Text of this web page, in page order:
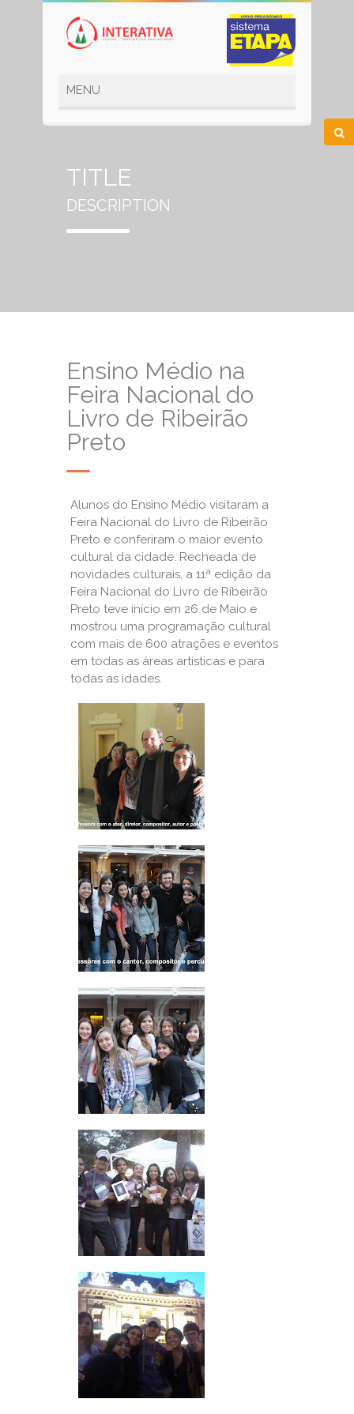
TITLE
DESCRIPTION
Ensino Médio na
Feira Nacional do
Livro de Ribeirão
Preto
Alunos do Ensino Médio visitaram a
Feira Nacional do Livro de Ribeirão
Preto e conferiram o maior evento
cultural da cidade. Recheada de
novidades culturais, a 11ª edição da
Feira Nacional do Livro de Ribeirão
Preto teve início em 26 de Maio e
mostrou uma programação cultural
com mais de 600 atrações e eventos
em todas as áreas artísticas e para
todas as idades.